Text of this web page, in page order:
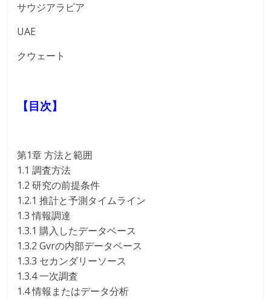
サウジアラビア
UAE
クウェート
【目次】
第1章 方法と範囲
1.1 調査方法
1.2 研究の前提条件
1.2.1 推計と予測タイムライン
1.3 情報調達
1.3.1 購入したデータベース
1.3.2 Gvrの内部データベース
1.3.3 セカンダリーソース
1.3.4 一次調査
1.4 情報またはデータ分析